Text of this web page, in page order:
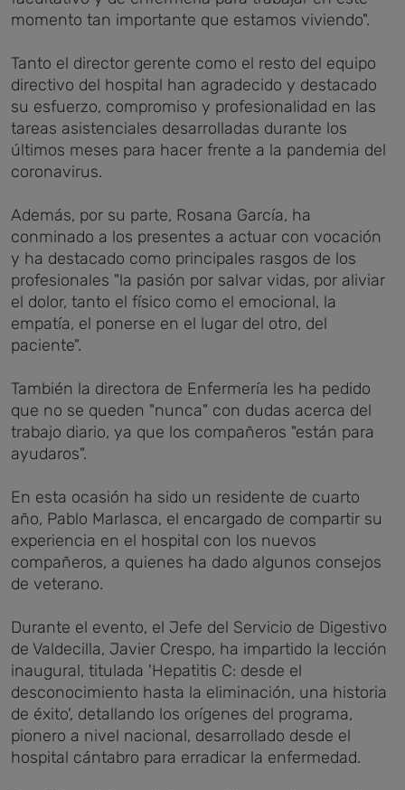
momento tan importante que estamos viviendo".
Tanto el director gerente como el resto del equipo
directivo del hospital han agradecido y destacado
su esfuerzo, compromiso y profesionalidad en las
tareas asistenciales desarrolladas durante los
últimos meses para hacer frente a la pandemia del
coronavirus.
Además, por su parte, Rosana García, ha
conminado a los presentes a actuar con vocación
y ha destacado como principales rasgos de los
profesionales "la pasión por salvar vidas, por aliviar
el dolor, tanto el físico como el emocional, la
empatía, el ponerse en el lugar del otro, del
paciente".
También la directora de Enfermería les ha pedido
que no se queden "nunca" con dudas acerca del
trabajo diario, ya que los compañeros "están para
ayudaros".
En esta ocasión ha sido un residente de cuarto
año, Pablo Marlasca, el encargado de compartir su
experiencia en el hospital con los nuevos
compañeros, a quienes ha dado algunos consejos
de veterano.
Durante el evento, el Jefe del Servicio de Digestivo
de Valdecilla, Javier Crespo, ha impartido la lección
inaugural, titulada 'Hepatitis C: desde el
desconocimiento hasta la eliminación, una historia
de éxito', detallando los orígenes del programa,
pionero a nivel nacional, desarrollado desde el
hospital cántabro para erradicar la enfermedad.